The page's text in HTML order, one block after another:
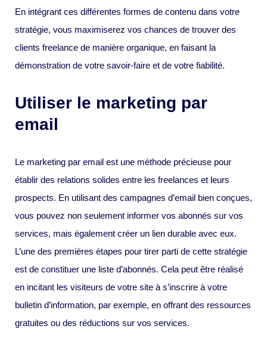
En intégrant ces différentes formes de contenu dans votre
stratégie, vous maximiserez vos chances de trouver des
clients freelance de manière organique, en faisant la
démonstration de votre savoir-faire et de votre fiabilité.
Utiliser le marketing par
email
Le marketing par email est une méthode précieuse pour
établir des relations solides entre les freelances et leurs
prospects. En utilisant des campagnes d’email bien conçues,
vous pouvez non seulement informer vos abonnés sur vos
services, mais également créer un lien durable avec eux.
L’une des premières étapes pour tirer parti de cette stratégie
est de constituer une liste d’abonnés. Cela peut être réalisé
en incitant les visiteurs de votre site à s’inscrire à votre
bulletin d’information, par exemple, en offrant des ressources
gratuites ou des réductions sur vos services.